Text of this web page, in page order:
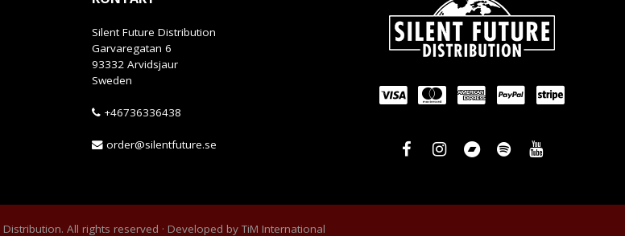
Silent Future Distribution
Garvaregatan 6
93332 Arvidsjaur
Sweden
+46736336438
order@silentfuture.se
All rights reserved · Developed byTiM International